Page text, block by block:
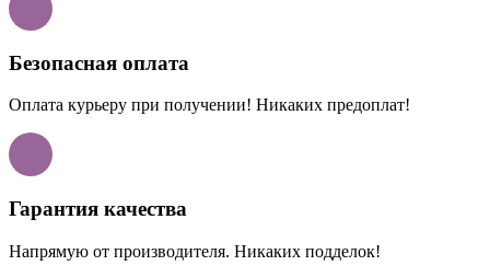
Безопасная оплата
Оплата курьеру при получении! Никаких предоплат!
Гарантия качества
Напрямую от производителя. Никаких подделок!